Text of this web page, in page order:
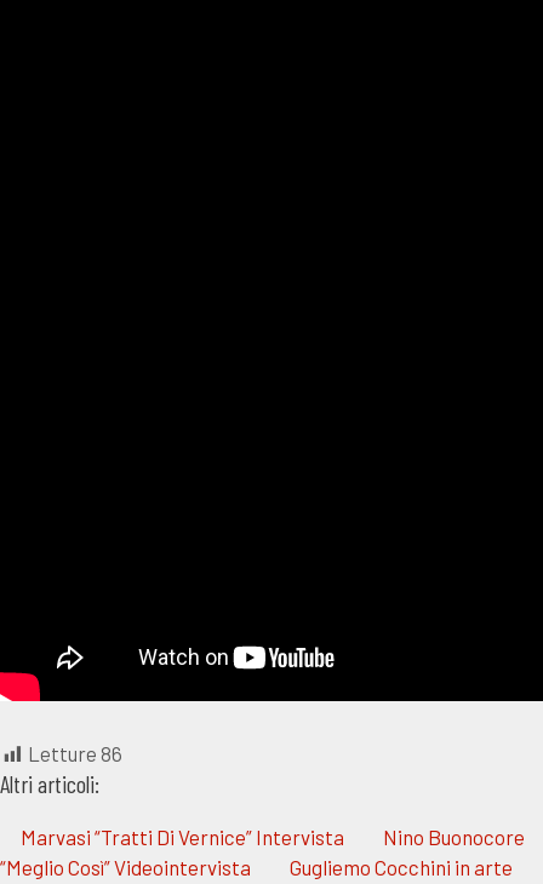
Letture 86
Altri articoli:
Marvasi “Tratti Di Vernice” Intervista
Nino Buonocore
“Meglio Così” Videointervista
Gugliemo Cocchini in arte